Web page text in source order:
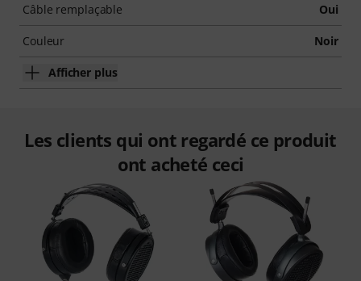
Câble remplaçable Oui
Couleur Noir
Afficher plus
Les clients qui ont regardé ce produit
ont acheté ceci